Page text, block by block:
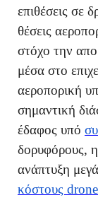
επιθέσεις σε
θέσεις
στόχο την
μέσα στο
αεροπορική
σημαντική
έδαφος υπό
δορυφόρους,
ανάπτυξη
κόστους